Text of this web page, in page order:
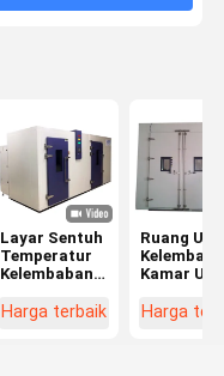
Layar Sentuh
Temperatur
Kelembaban
Iklim,
Harga terbaik
Ruang Uji
Kamar Uji
- Di Ruang
Harga